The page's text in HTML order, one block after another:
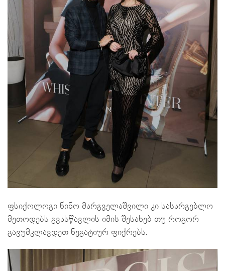
ფსიქოლოგი ნინო მარგველაშვილი კი სასარგებლო
მეთოდებს გვასწავლის იმის შესახებ თუ როგორ
გავუმკლავდეთ ნეგატიურ ფიქრებს.